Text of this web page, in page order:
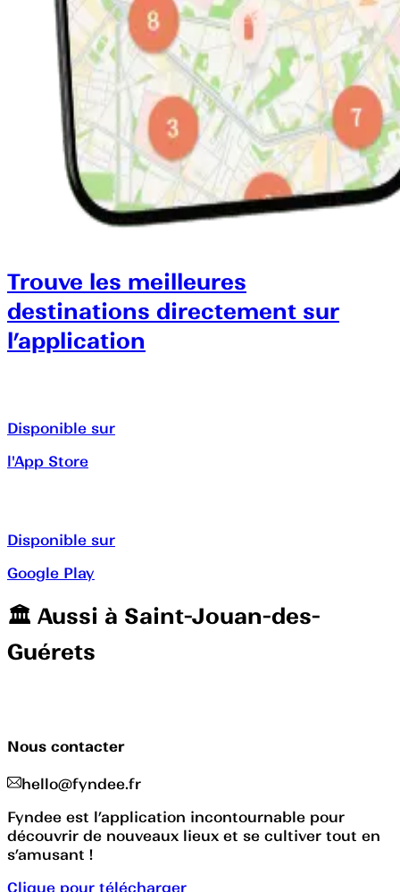
Trouve les meilleures
destinations directement sur
l’application
Disponible sur
l'App Store
Disponible sur
Google Play
🏛️️ Aussi à Saint-Jouan-des-
Guérets
Nous contacter
hello@fyndee.fr
Fyndee est l’application incontournable pour
découvrir de nouveaux lieux et se cultiver tout en
s’amusant !
Clique pour télécharger